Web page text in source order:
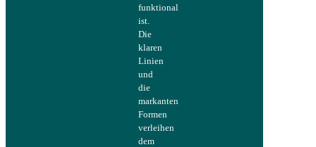
funktional
ist.
Die
klaren
Linien
und
die
markanten
Formen
verleihen
dem